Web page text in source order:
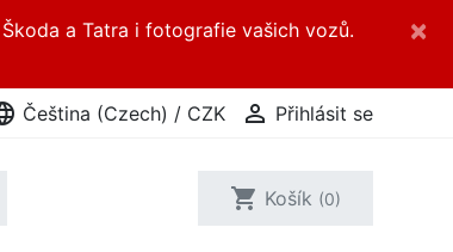
a Tatra i fotografie vašich vozů.
×
Čeština (Czech) / CZK  Přihlásit se
shopping_cart Košík (0)